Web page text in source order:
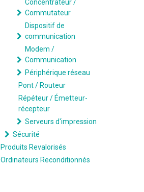
Concentrateur /
Commutateur
Dispositif de
communication
Modem /
Communication
Périphérique réseau
Pont / Routeur
Répéteur / Émetteur-
récepteur
Serveurs d'impression
Sécurité
Produits Revalorisés
Ordinateurs Reconditionnés